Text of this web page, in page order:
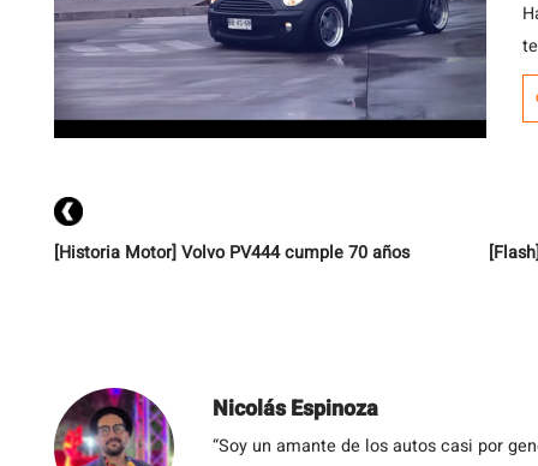
[Historia Motor] Volvo PV444 cumple 70 años
Nicolás Espinoza
“Soy un amante de los autos casi por